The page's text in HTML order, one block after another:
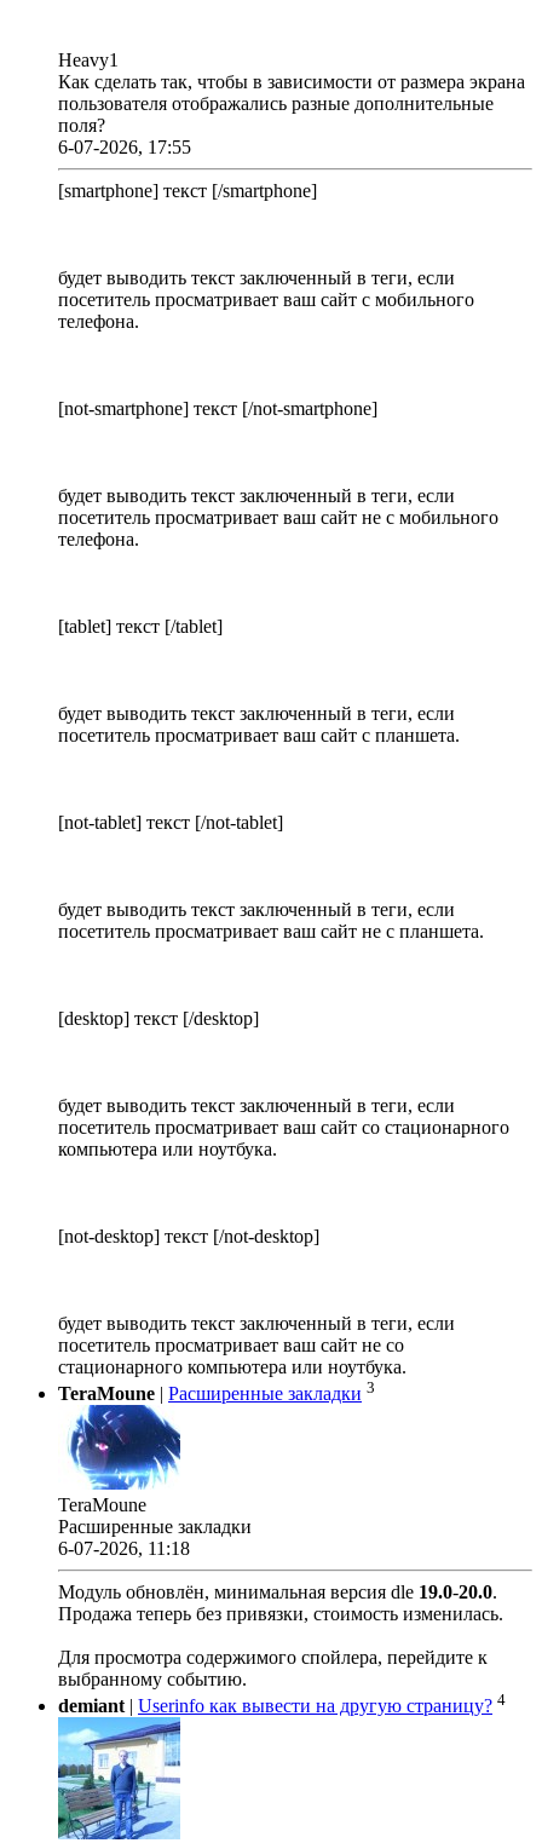
Heavy1
Как сделать так, чтобы в зависимости от размера экрана
пользователя отображались разные дополнительные
поля?
6-07-2026, 17:55
[smartphone] текст [/smartphone]
будет выводить текст заключенный в теги, если
посетитель просматривает ваш сайт с мобильного
телефона.
[not-smartphone] текст [/not-smartphone]
будет выводить текст заключенный в теги, если
посетитель просматривает ваш сайт не с мобильного
телефона.
[tablet] текст [/tablet]
будет выводить текст заключенный в теги, если
посетитель просматривает ваш сайт с планшета.
[not-tablet] текст [/not-tablet]
будет выводить текст заключенный в теги, если
посетитель просматривает ваш сайт не с планшета.
[desktop] текст [/desktop]
будет выводить текст заключенный в теги, если
посетитель просматривает ваш сайт со стационарного
компьютера или ноутбука.
[not-desktop] текст [/not-desktop]
будет выводить текст заключенный в теги, если
посетитель просматривает ваш сайт не со
стационарного компьютера или ноутбука.
TeraMoune | Расширенные закладки 3
TeraMoune
Расширенные закладки
6-07-2026, 11:18
Модуль обновлён, минимальная версия dle 19.0-20.0.
Продажа теперь без привязки, стоимость изменилась.
Для просмотра содержимого спойлера, перейдите к
выбранному событию.
demiant | Userinfo как вывести на другую страницу? 4